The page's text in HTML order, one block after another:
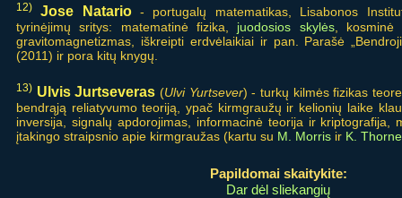
12) Jose Natario- portugalų matematikas, Lisabonos
tyrinėjimų sritys: matematinė fizika, juodosios skylės, kosminė
gravitomagnetizmas, iškreipti erdvėlaikiai ir pan. Parašė
(2011) ir pora kitų knygų.
13) Ulvis Jurtseveras (Ulvi Yurtsever) - turkų kilmės fizikas
bendrąją reliatyvumo teoriją, ypač kirmgraužų ir kelionių laike
inversija, signalų apdorojimas, informacinė teorija ir kriptografija,
įtakingo straipsnio apie kirmgraužas (kartu su M. Morris ir K. Thorne
Papildomai skaitykite:
Dar dėl sliekangių